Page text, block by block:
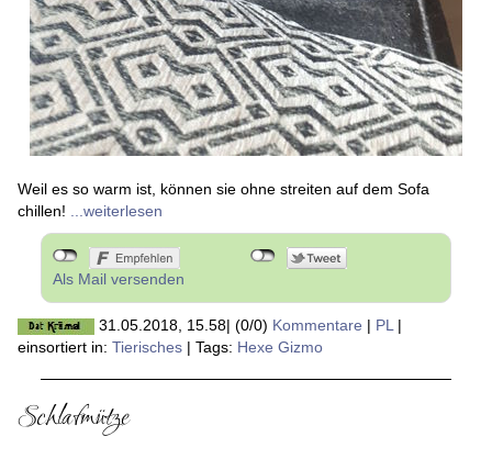
Weil es so warm ist, können sie ohne streiten auf dem Sofa
chillen! ...weiterlesen
Als Mail versenden
31.05.2018, 15.58| (0/0) Kommentare | PL|
einsortiert in: Tierisches | Tags: Hexe Gizmo
Schlafmütze